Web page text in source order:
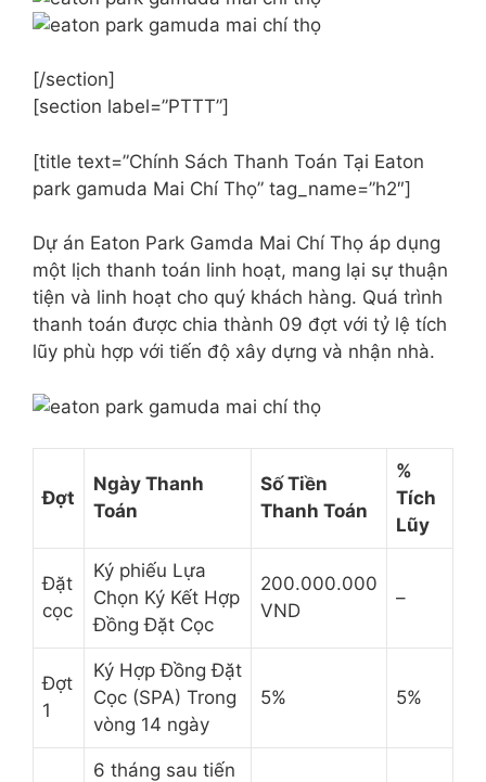
[/section]
[section label=”PTTT”]
[title text=”Chính Sách Thanh Toán Tại Eaton
park gamuda Mai Chí Thọ” tag_name=”h2″]
Dự án Eaton Park Gamda Mai Chí Thọ áp dụng
một lịch thanh toán linh hoạt, mang lại sự thuận
tiện và linh hoạt cho quý khách hàng. Quá trình
thanh toán được chia thành 09 đợt với tỷ lệ tích
lũy phù hợp với tiến độ xây dựng và nhận nhà.
Đợt
Ngày Thanh
Toán
Số Tiền
Thanh Toán
%
Tích
Lũy
Đặt
cọc
Ký phiếu Lựa
Chọn Ký Kết Hợp
Đồng Đặt Cọc
200.000.000
VND
–
Đợt
1
Ký Hợp Đồng Đặt
Cọc (SPA) Trong
vòng 14 ngày
5% 5%
6 tháng sau tiến